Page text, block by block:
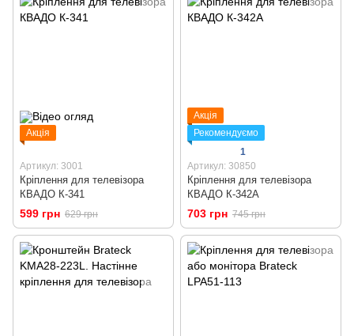
Акція
Артикул: 3001
Кріплення для телевізора
КВАДО К-341
599 грн 629 грн
Акція
Рекомендуємо
1
Артикул: 30850
Кріплення для телевізора
КВАДО К-342А
703 грн 745 грн